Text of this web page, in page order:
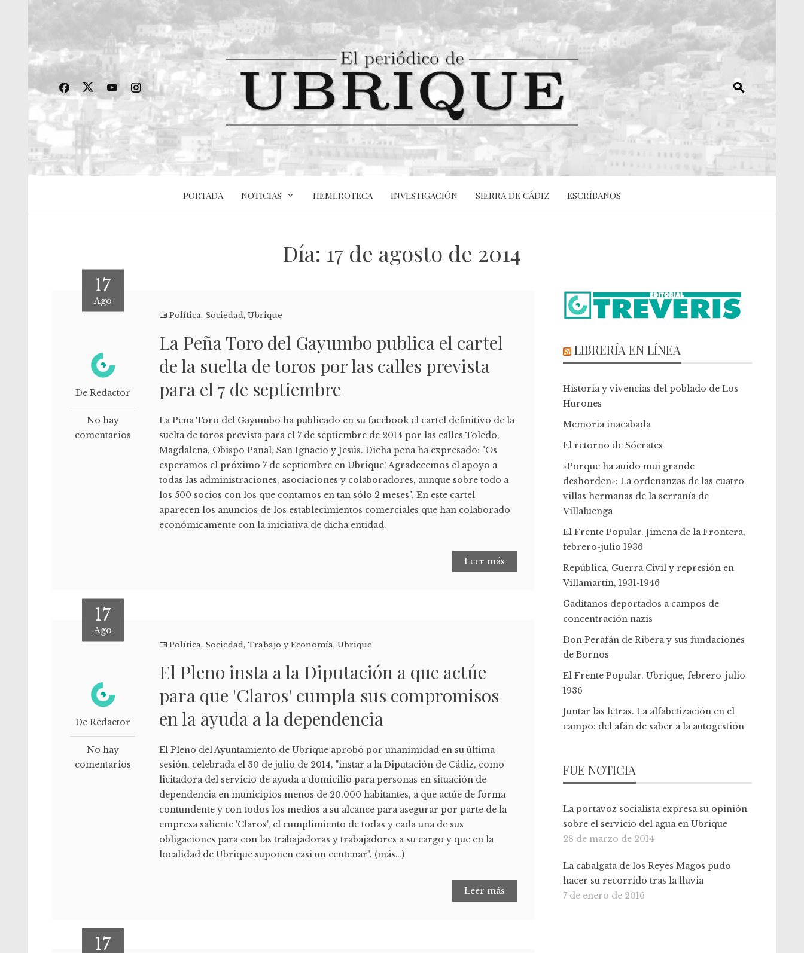
PORTADA NOTICIAS HEMEROTECA INVESTIGACIÓN SIERRA DE CÁDIZ ESCRÍBANOS
Día: 17 de agosto de 2014
17
Ago
De Redactor
No hay
comentarios
Política, Sociedad,Ubrique
La Peña Toro del Gayumbo publica el cartel
de la suelta de toros por las calles prevista
para el 7 de septiembre
La Peña Toro del Gayumbo ha publicado en su facebook el cartel definitivo de la
suelta de toros prevista para el 7 de septiembre de 2014 por las calles Toledo,
Magdalena, Obispo Panal, San Ignacio y Jesús. Dicha peña ha expresado: "Os
esperamos el próximo 7 de septiembre en Ubrique! Agradecemos el apoyo a
todas las administraciones, asociaciones y colaboradores, aunque sobre todo a
los 500 socios con los que contamos en tan sólo 2 meses". En este cartel
aparecen los anuncios de los establecimientos comerciales que han colaborado
económicamente con la iniciativa de dicha entidad.
Leer más
17
Ago
De Redactor
No hay
comentarios
Política, Sociedad,Trabajo y Economía,Ubrique
El Pleno insta a la Diputación a que actúe
para que 'Claros' cumpla sus compromisos
en la ayuda a la dependencia
El Pleno del Ayuntamiento de Ubrique aprobó por unanimidad en su última
sesión, celebrada el 30 de julio de 2014, "instar a la Diputación de Cádiz, como
licitadora del servicio de ayuda a domicilio para personas en situación de
dependencia en municipios menos de 20.000 habitantes, a que actúe de forma
contundente y con todos los medios a su alcance para asegurar por parte de la
empresa saliente 'Claros', el cumplimiento de todas y cada una de sus
obligaciones para con las trabajadoras y trabajadores a su cargo y que en la
localidad de Ubrique suponen casi un centenar". (más…)
Leer más
17
LIBRERÍA EN LÍNEA
Historia y vivencias del poblado de Los
Hurones
Memoria inacabada
El retorno de Sócrates
«Porque ha auido mui grande
deshorden»: La ordenanzas de las cuatro
villas hermanas de la serranía de
Villaluenga
El Frente Popular. Jimena de la Frontera,
febrero-julio 1936
República, Guerra Civil y represión en
Villamartín, 1931-1946
Gaditanos deportados a campos de
concentración nazis
Don Perafán de Ribera y sus fundaciones
de Bornos
El Frente Popular. Ubrique, febrero-julio
1936
Juntar las letras. La alfabetización en el
campo: del afán de saber a la autogestión
FUE NOTICIA
La portavoz socialista expresa su opinión
sobre el servicio del agua en Ubrique
28 de marzo de 2014
La cabalgata de los Reyes Magos pudo
hacer su recorrido tras la lluvia
7 de enero de 2016